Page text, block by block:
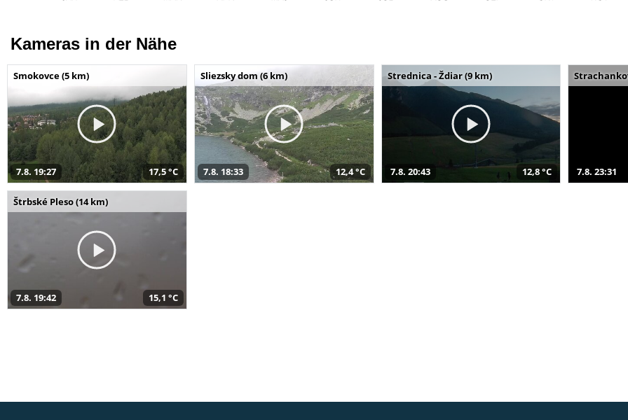
Kameras in der Nähe
Smokovce (5 km)
7.8. 19:27 17,5 °C
Sliezsky dom (6 km)
7.8. 18:33 12,4 °C
Strednica - Ždiar (9 km)
7.8. 20:43 12,8 °C 7.8. 23:31
Štrbské Pleso (14 km)
7.8. 19:42 15,1 °C